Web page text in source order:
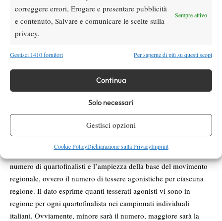
correggere errori, Erogare e presentare pubblicità
e contenuto, Salvare e comunicare le scelte sulla
privacy.
Sempre attivo
Gestisci 1410 fornitori Per saperne di più su questi scopi
Continua
Solo necessari
Gestisci opzioni
Cookie PolicyDichiarazione sulla PrivacyImprint
5.emilia 6
6.liguria 6
8.marche 4
11.puglia 3
13.trento 2
Infine, vi propongo una classifica in cui si fa il rapporto fra il
numero di quartofinalisti e l’ampiezza della base del movimento
regionale, ovvero il numero di tessere agonistiche per ciascuna
regione. Il dato esprime quanti tesserati agonisti vi sono in
regione per ogni quartofinalista nei campionati individuali
italiani. Ovviamente, minore sarà il numero, maggiore sarà la